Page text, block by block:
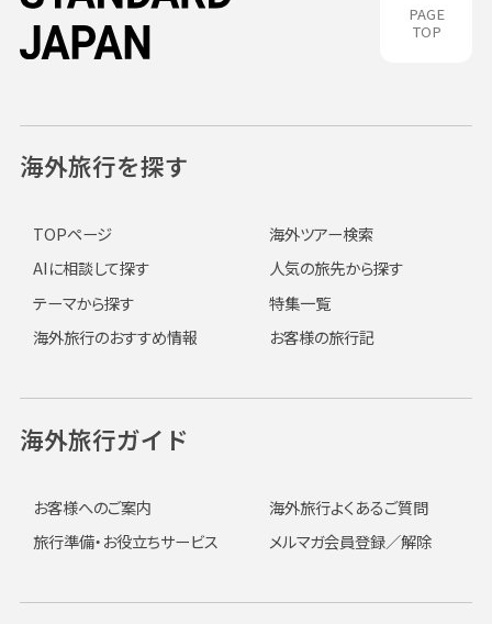
PAGE
TOP
海外旅行を探す
TOPページ
海外ツアー検索
AIに相談して探す
人気の旅先から探す
テーマから探す
特集一覧
海外旅行のおすすめ情報
お客様の旅行記
海外旅行ガイド
お客様へのご案内
海外旅行よくあるご質問
旅行準備・お役立ちサービス
メルマガ会員登録／解除